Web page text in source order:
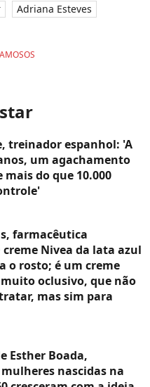
Adriana Esteves
treinador espanhol: 'A
um agachamento
do que 10.000
farmacêutica
Nivea da lata azul
o rosto; é um creme
oclusivo, que não
mas sim para
Esther Boada,
nascidas na